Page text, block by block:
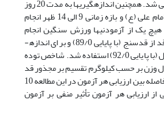
اندام فوقانی و تحتانی ارزیابی شد. همچنین اندازه­گیری­ها به مدت 20 روز
در سالن ورزشی دانشگاه امام علی (ع) و بازه زمانی 9 الی 14 ظهر انجام
هیچ یک از آزمودنی­ها ورزش سنگین انجام
ندادند. برای اندازه­گیری قد از قدسنج (با پایایی 89/0) و برای اندازه­
گیری وزن از ترازوی دیجیتال (با پایایی 92/0) استفاده شد. شاخص توده
وزن بر حسب کیلوگرم تقسیم بر مجذور قد
بر حسب متر محاسبه شد. فاصله بین ارزیابی هر آزمون در این مطالعه 10
ارزیابی هر آزمون تأثیر منفی بر آزمون